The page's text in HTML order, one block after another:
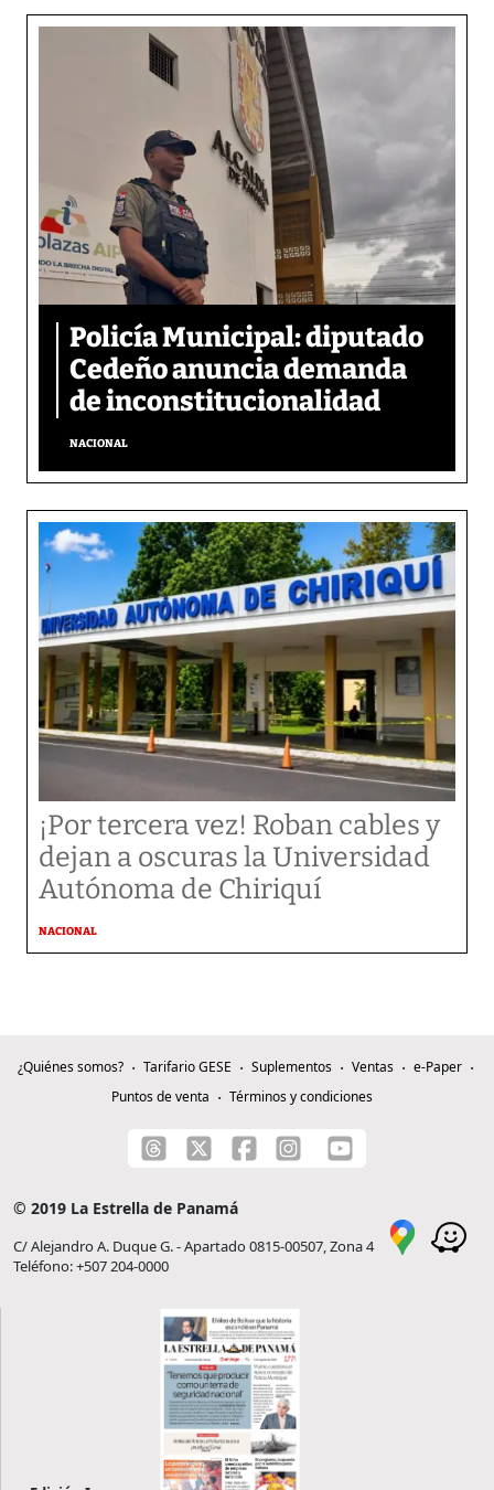
Policía Municipal: diputado
Cedeño anuncia demanda
de inconstitucionalidad
NACIONAL
¡Por tercera vez! Roban cables y
dejan a oscuras la Universidad
Autónoma de Chiriquí
NACIONAL
¿Quiénes somos? Tarifario GESE Suplementos Ventas
e-Paper
Puntos de venta
Términos y condiciones
© 2019 La Estrella de Panamá
C/ Alejandro A. Duque G. - Apartado 0815-00507, Zona 4
Teléfono: +507 204-0000